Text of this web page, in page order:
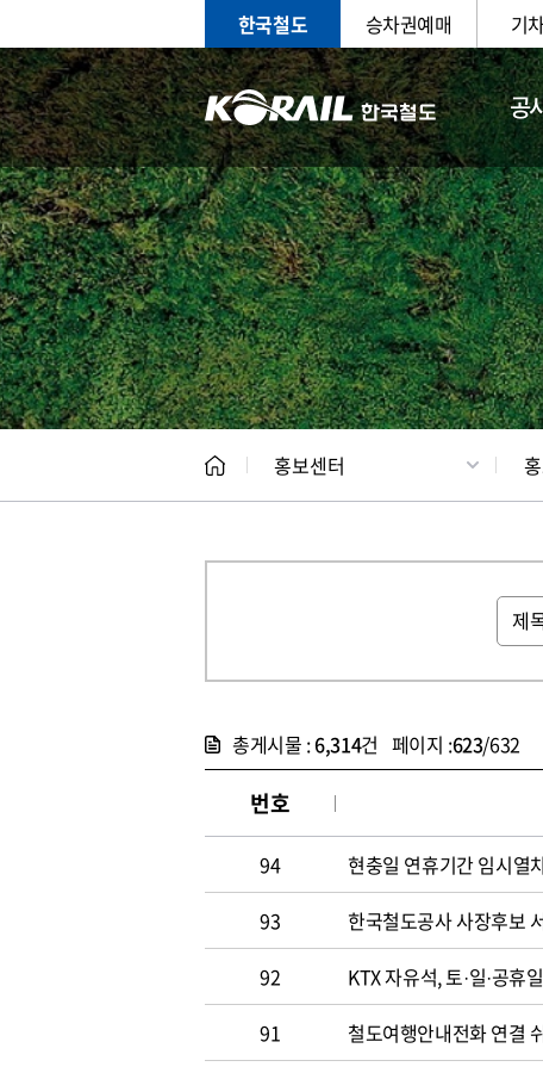
한국철도 승차권예매 기
공
홍보 문화사
홍보센터
총게시물 :6,314건 페이지 :623/632
번호
94 현충일 연휴기간 임시열
93
한국철도공사 사장후보
92
KTX 자유석, 토·일·공휴
91
철도여행안내전화 연결